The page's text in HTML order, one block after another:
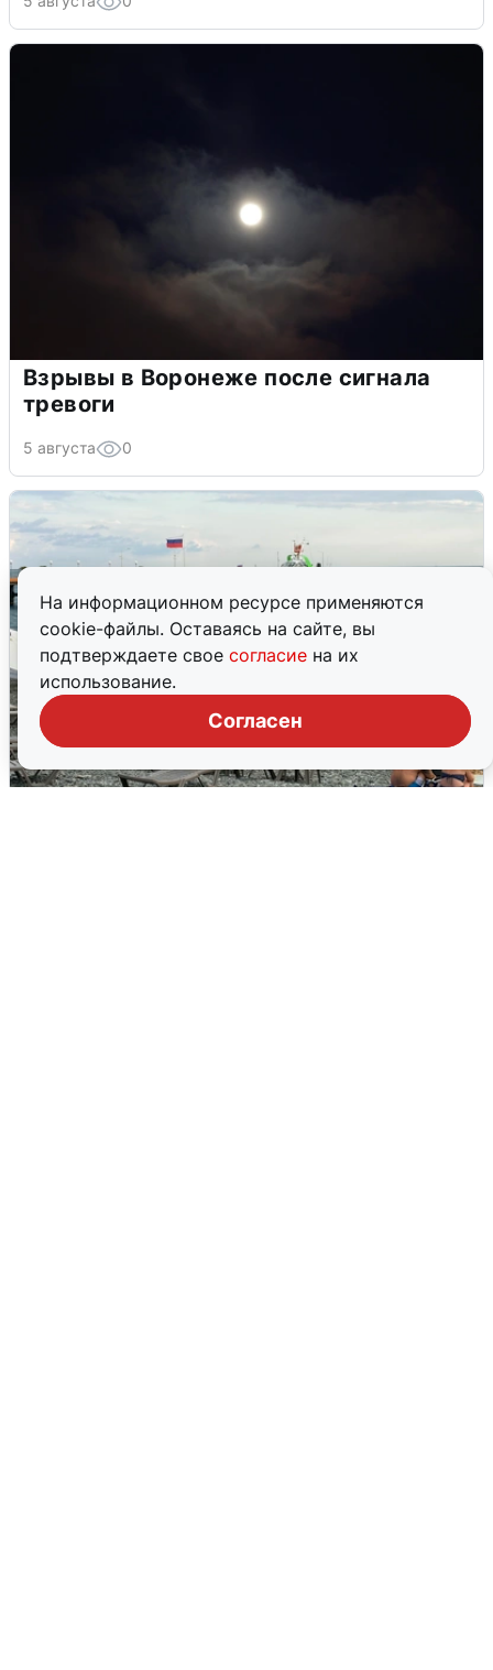
На информационном ресурсе применяются
cookie-файлы. Оставаясь на сайте, вы
подтверждаете свое согласие на их
использование.
Согласен
Взрывы в Воронеже после сигнала
тревоги
5 августа 0